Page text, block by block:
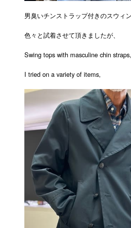
男臭いチンストラップ付きのスウィ
色々と試着させて頂きましたが、
Swing tops with masculine chin
I tried on a variety of items,